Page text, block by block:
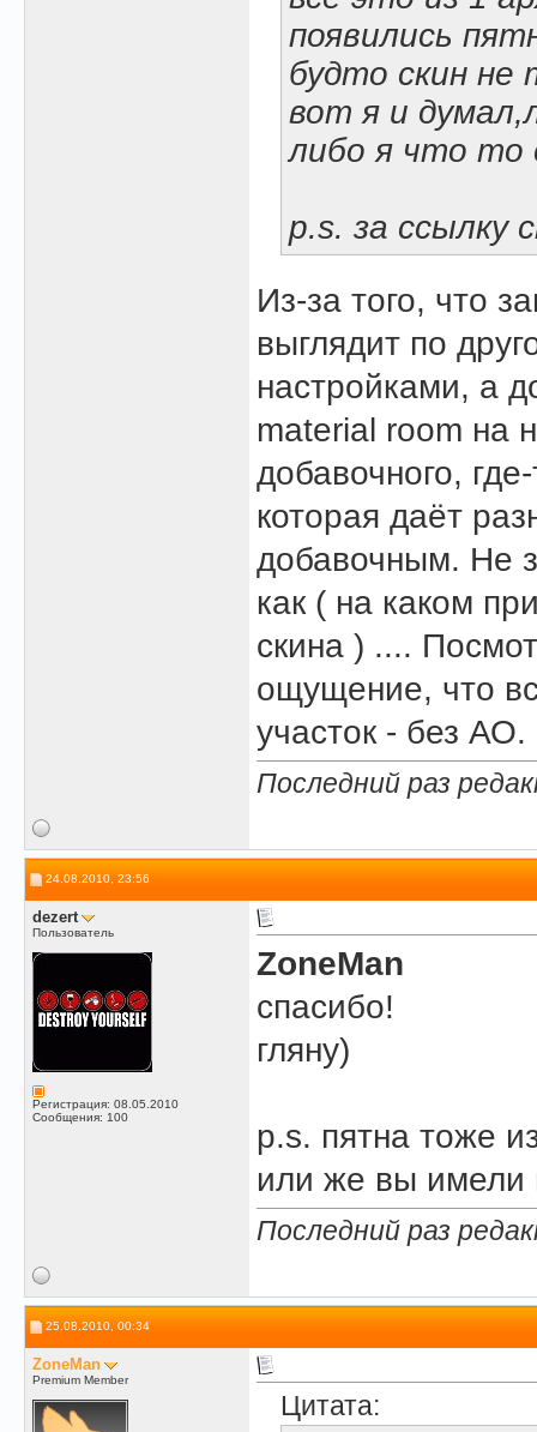
появились
будто скин
вот я и
либо я что то
p.s. за ссылку
Из-за того, что
выглядит по
настройками, а
material room на
добавочного,
которая даёт
добавочным. Не
как ( на каком
скина ) ....
ощущение, что
участок - без АО.
Последний раз
24.08.2010, 23:56
dezert
Пользователь
Регистрация: 08.05.2010
Сообщения: 100
ZoneMan
спасибо!
гляну)
p.s. пятна тоже
или же вы имели
Последний раз
25.08.2010, 00:34
ZoneMan
Premium Member
Цитата: